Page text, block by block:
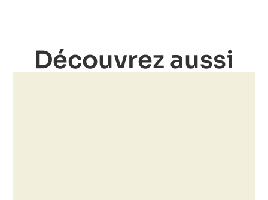
Découvrez aussi